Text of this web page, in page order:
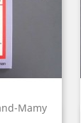
Mamy